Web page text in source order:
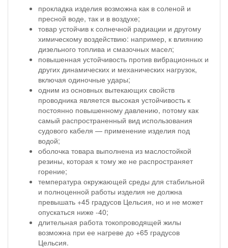
прокладка изделия возможна как в соленой и
пресной воде, так и в воздухе;
товар устойчив к солнечной радиации и другому
химическому воздействию: например, к влиянию
дизельного топлива и смазочных масел;
повышенная устойчивость против вибрационных и
других динамических и механических нагрузок,
включая одиночные удары;
одним из основных вытекающих свойств
проводника является высокая устойчивость к
постоянно повышенному давлению, потому как
самый распространенный вид использования
судового кабеля — применение изделия под
водой;
оболочка товара выполнена из маслостойкой
резины, которая к тому же не распространяет
горение;
температура окружающей среды для стабильной
и полноценной работы изделия не должна
превышать +45 градусов Цельсия, но и не может
опускаться ниже -40;
длительная работа токопроводящей жилы
возможна при ее нагреве до +65 градусов
Цельсия.